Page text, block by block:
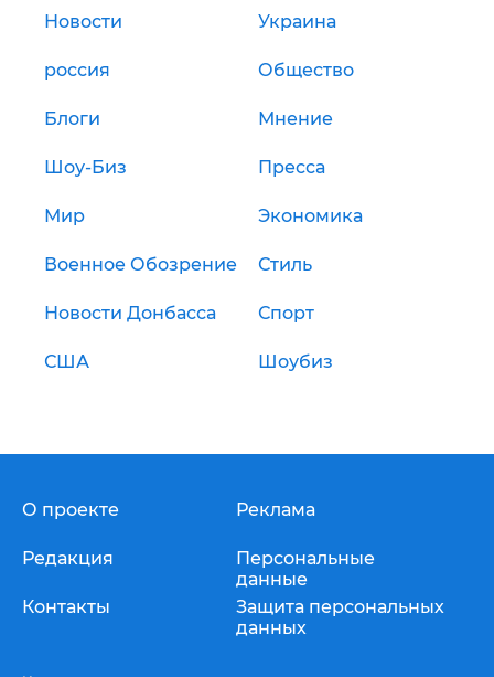
Новости Украина
россия Общество
Блоги Мнение
Шоу-Биз Пресса
Мир Экономика
Военное Обозрение Стиль
Новости Донбасса Спорт
США Шоубиз
О проекте
Редакция
Контакты
Реклама
Персональные
данные
Защита персональных
данных